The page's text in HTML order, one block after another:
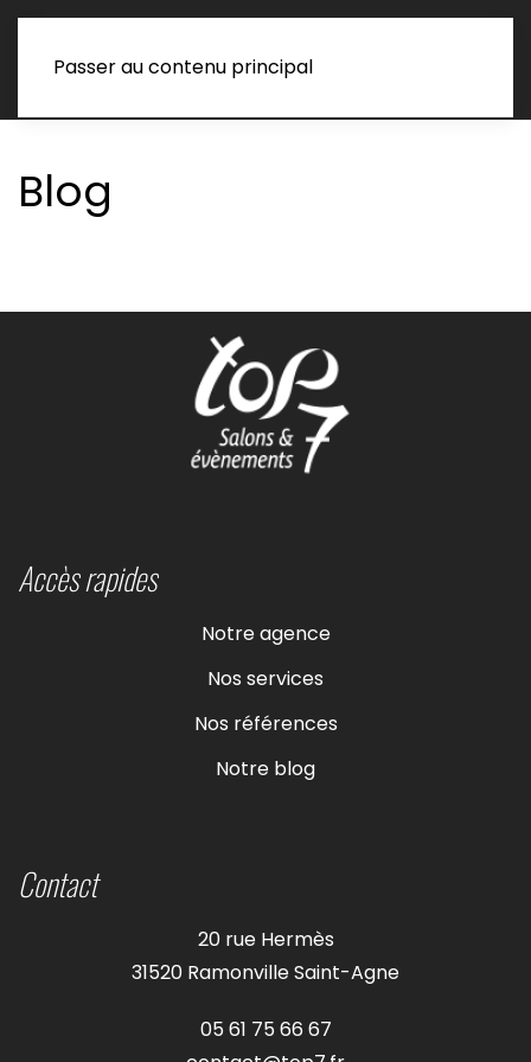
Passer au contenu principal
Blog
Accès rapides
Notre agence
Nos services
Nos références
Notre blog
Contact
20 rue Hermès
31520 Ramonville Saint-Agne
05 61 75 66 67